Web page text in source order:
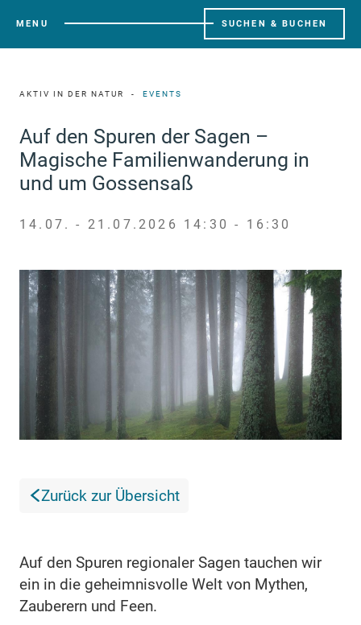
MENU SUCHEN & BUCHEN
AKTIV IN DER NATUR EVENTS
Auf den Spuren der Sagen –
Magische Familienwanderung in
und um Gossensaß
14.07. - 21.07.2026 14:30 - 16:30
Zurück zur Übersicht
Auf den Spuren regionaler Sagen tauchen wir
ein in die geheimnisvolle Welt von Mythen,
Zauberern und Feen.